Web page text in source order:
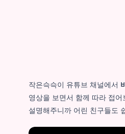
작은슥슥이 유튜브 채널에서
영상을 보면서 함께 따라 접어
설명해주니까 어린 친구들도